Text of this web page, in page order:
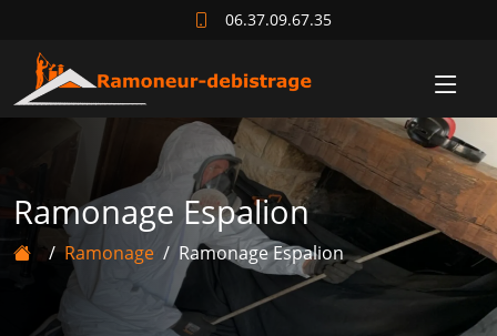
06.37.09.67.35
Ramonage Espalion
Ramonage Ramonage Espalion